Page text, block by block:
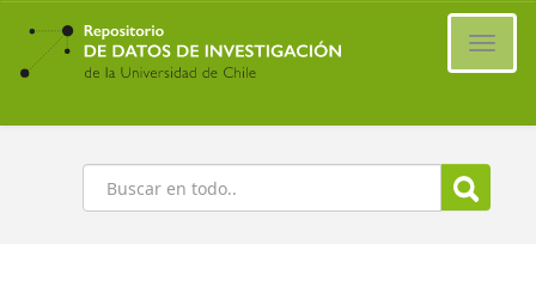
Ir
contenido
principal
Buscar